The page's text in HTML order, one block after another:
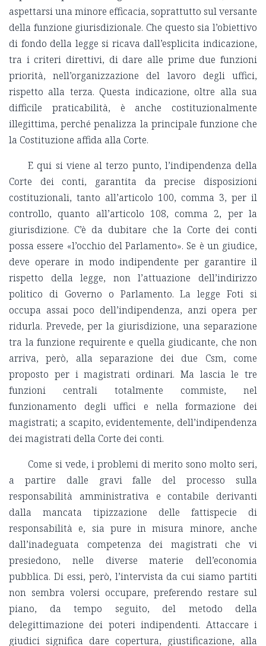
aspettarsi una minore efficacia, soprattutto sul versante
della funzione giurisdizionale. Che questo sia l’obiettivo
di fondo della legge si ricava dall’esplicita indicazione,
tra i criteri direttivi, di dare alle prime due funzioni
priorità, nell’organizzazione del lavoro degli uffici,
rispetto alla terza. Questa indicazione, oltre alla sua
difficile praticabilità, è anche costituzionalmente
illegittima, perché penalizza la principale funzione che
la Costituzione affida alla Corte.
E qui si viene al terzo punto, l’indipendenza della
Corte dei conti, garantita da precise disposizioni
costituzionali, tanto all’articolo 100, comma 3, per il
controllo, quanto all’articolo 108, comma 2, per la
giurisdizione. C’è da dubitare che la Corte dei conti
possa essere «l’occhio del Parlamento». Se è un giudice,
deve operare in modo indipendente per garantire il
rispetto della legge, non l’attuazione dell’indirizzo
politico di Governo o Parlamento. La legge Foti si
occupa assai poco dell’indipendenza, anzi opera per
ridurla. Prevede, per la giurisdizione, una separazione
tra la funzione requirente e quella giudicante, che non
arriva, però, alla separazione dei due Csm, come
proposto per i magistrati ordinari. Ma lascia le tre
funzioni centrali totalmente commiste, nel
funzionamento degli uffici e nella formazione dei
magistrati; a scapito, evidentemente, dell’indipendenza
dei magistrati della Corte dei conti.
Come si vede, i problemi di merito sono molto seri,
a partire dalle gravi falle del processo sulla
responsabilità amministrativa e contabile derivanti
dalla mancata tipizzazione delle fattispecie di
responsabilità e, sia pure in misura minore, anche
dall’inadeguata competenza dei magistrati che vi
presiedono, nelle diverse materie dell’economia
pubblica. Di essi, però, l’intervista da cui siamo partiti
non sembra volersi occupare, preferendo restare sul
piano, da tempo seguito, del metodo della
delegittimazione dei poteri indipendenti. Attaccare i
giudici significa dare copertura, giustificazione, alla